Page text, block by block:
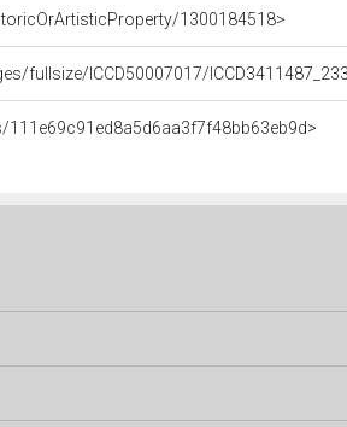
1300184518>
fullsize/ICCD50007017/